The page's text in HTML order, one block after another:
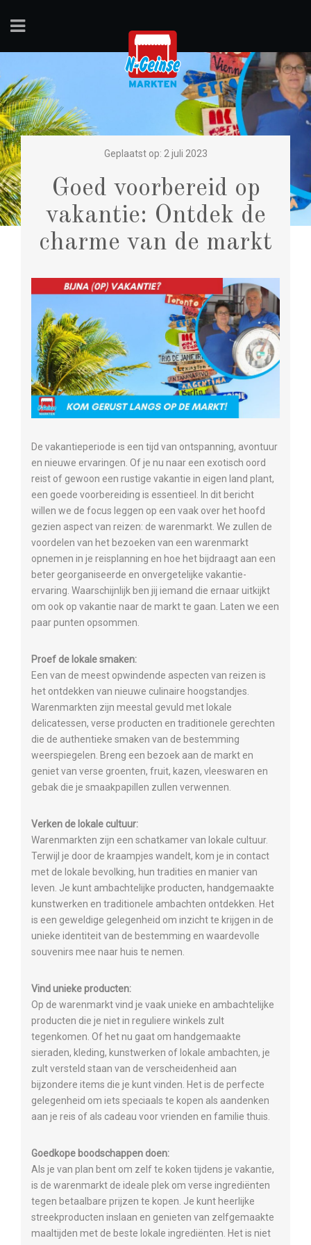
Geplaatst op: 2 juli 2023
Goed voorbereid op
vakantie: Ontdek de
charme van de markt
De vakantieperiode is een tijd van ontspanning, avontuur
en nieuwe ervaringen. Of je nu naar een exotisch oord
reist of gewoon een rustige vakantie in eigen land plant,
een goede voorbereiding is essentieel. In dit bericht
willen we de focus leggen op een vaak over het hoofd
gezien aspect van reizen: de warenmarkt. We zullen de
voordelen van het bezoeken van een warenmarkt
opnemen in je reisplanning en hoe het bijdraagt aan een
beter georganiseerde en onvergetelijke vakantie-
ervaring. Waarschijnlijk ben jij iemand die ernaar uitkijkt
om ook op vakantie naar de markt te gaan. Laten we een
paar punten opsommen.
Proef de lokale smaken:
Een van de meest opwindende aspecten van reizen is
het ontdekken van nieuwe culinaire hoogstandjes.
Warenmarkten zijn meestal gevuld met lokale
delicatessen, verse producten en traditionele gerechten
die de authentieke smaken van de bestemming
weerspiegelen. Breng een bezoek aan de markt en
geniet van verse groenten, fruit, kazen, vleeswaren en
gebak die je smaakpapillen zullen verwennen.
Verken de lokale cultuur:
Warenmarkten zijn een schatkamer van lokale cultuur.
Terwijl je door de kraampjes wandelt, kom je in contact
met de lokale bevolking, hun tradities en manier van
leven. Je kunt ambachtelijke producten, handgemaakte
kunstwerken en traditionele ambachten ontdekken. Het
is een geweldige gelegenheid om inzicht te krijgen in de
unieke identiteit van de bestemming en waardevolle
souvenirs mee naar huis te nemen.
Vind unieke producten:
Op de warenmarkt vind je vaak unieke en ambachtelijke
producten die je niet in reguliere winkels zult
tegenkomen. Of het nu gaat om handgemaakte
sieraden, kleding, kunstwerken of lokale ambachten, je
zult versteld staan van de verscheidenheid aan
bijzondere items die je kunt vinden. Het is de perfecte
gelegenheid om iets speciaals te kopen als aandenken
aan je reis of als cadeau voor vrienden en familie thuis.
Goedkope boodschappen doen:
Als je van plan bent om zelf te koken tijdens je vakantie,
is de warenmarkt de ideale plek om verse ingrediënten
tegen betaalbare prijzen te kopen. Je kunt heerlijke
streekproducten inslaan en genieten van zelfgemaakte
maaltijden met de beste lokale ingrediënten. Het is niet